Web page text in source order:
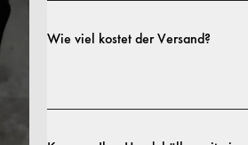
Profilen bis hin zu besonders robusten
Wie viel kostet der Versand?